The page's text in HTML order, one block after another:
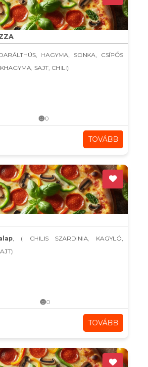
HAGYMA, SONKA, CSÍPŐS
SAJT, CHILI)
0
TOVÁBB
, ( CHILIS SZARDINIA, KAGYLÓ,
0
TOVÁBB